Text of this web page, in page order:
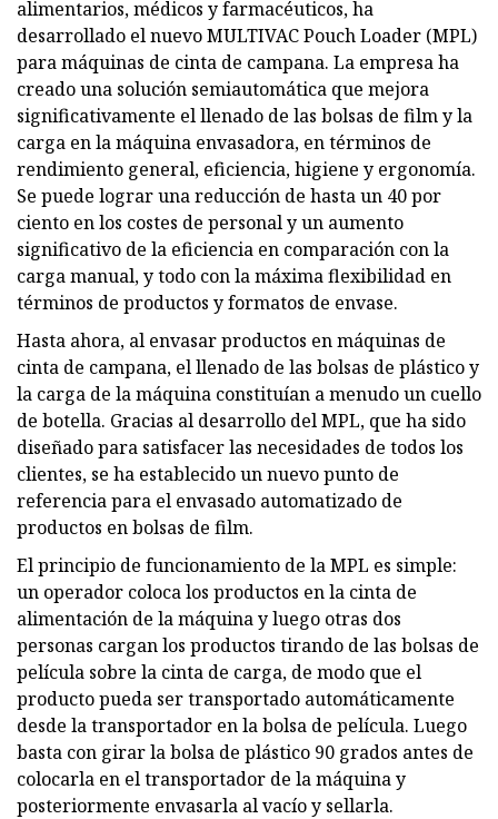
alimentarios, médicos y farmacéuticos, ha
desarrollado el nuevo MULTIVAC Pouch Loader (MPL)
para máquinas de cinta de campana. La empresa ha
creado una solución semiautomática que mejora
significativamente el llenado de las bolsas de film y la
carga en la máquina envasadora, en términos de
rendimiento general, eficiencia, higiene y ergonomía.
Se puede lograr una reducción de hasta un 40 por
ciento en los costes de personal y un aumento
significativo de la eficiencia en comparación con la
carga manual, y todo con la máxima flexibilidad en
términos de productos y formatos de envase.
Hasta ahora, al envasar productos en máquinas de
cinta de campana, el llenado de las bolsas de plástico y
la carga de la máquina constituían a menudo un cuello
de botella. Gracias al desarrollo del MPL, que ha sido
diseñado para satisfacer las necesidades de todos los
clientes, se ha establecido un nuevo punto de
referencia para el envasado automatizado de
productos en bolsas de film.
El principio de funcionamiento de la MPL es simple:
un operador coloca los productos en la cinta de
alimentación de la máquina y luego otras dos
personas cargan los productos tirando de las bolsas de
película sobre la cinta de carga, de modo que el
producto pueda ser transportado automáticamente
desde la transportador en la bolsa de película. Luego
basta con girar la bolsa de plástico 90 grados antes de
colocarla en el transportador de la máquina y
posteriormente envasarla al vacío y sellarla.